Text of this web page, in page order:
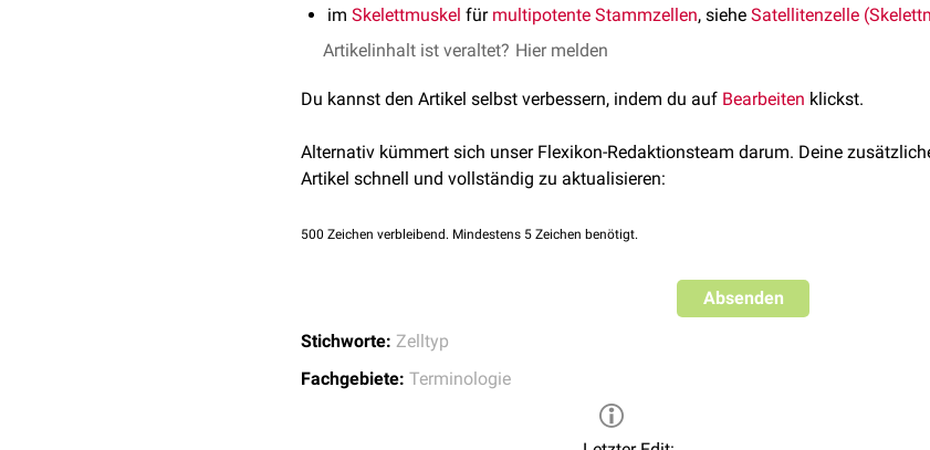
im Skelettmuskel für multipotente Stammzellen, siehe Satellitenzelle
Artikelinhalt ist veraltet? Hier melden
Du kannst den Artikel selbst verbessern, indem du auf Bearbeiten klickst.
Alternativ kümmert sich unser Flexikon-Redaktionsteam darum. Deine
Artikel schnell und vollständig zu aktualisieren:
500 Zeichen verbleibend. Mindestens 5 Zeichen benötigt.
Absenden
Stichworte: Zelltyp
Fachgebiete: Terminologie